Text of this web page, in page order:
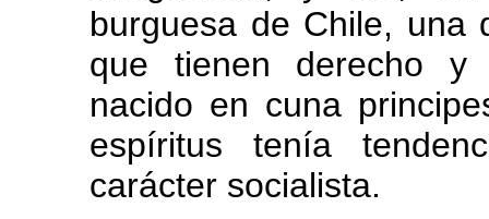
burguesa de Chile, una
que tienen derecho y
nacido en cuna
espíritus tenía
carácter socialista.